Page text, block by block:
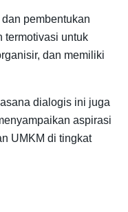
pembentukan
termotivasi untuk
dan memiliki
dialogis ini juga
aspirasi
UMKM di tingkat